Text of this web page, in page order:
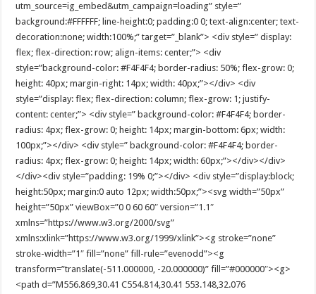
utm_source=ig_embed&utm_campaign=loading” style=”
background:#FFFFFF; line-height:0; padding:0 0; text-align:center; text-
decoration:none; width:100%;” target=”_blank”> <div style=” display:
flex; flex-direction: row; align-items: center;”> <div
style=”background-color: #F4F4F4; border-radius: 50%; flex-grow: 0;
height: 40px; margin-right: 14px; width: 40px;”></div> <div
style=”display: flex; flex-direction: column; flex-grow: 1; justify-
content: center;”> <div style=” background-color: #F4F4F4; border-
radius: 4px; flex-grow: 0; height: 14px; margin-bottom: 6px; width:
100px;”></div> <div style=” background-color: #F4F4F4; border-
radius: 4px; flex-grow: 0; height: 14px; width: 60px;”></div></div>
</div><div style=”padding: 19% 0;”></div> <div style=”display:block;
height:50px; margin:0 auto 12px; width:50px;”><svg width=”50px”
height=”50px” viewBox=”0 0 60 60″ version=”1.1″
xmlns=”https://www.w3.org/2000/svg”
xmlns:xlink=”https://www.w3.org/1999/xlink”><g stroke=”none”
stroke-width=”1″ fill=”none” fill-rule=”evenodd”><g
transform=”translate(-511.000000, -20.000000)” fill=”#000000″><g>
<path d=”M556.869,30.41 C554.814,30.41 553.148,32.076